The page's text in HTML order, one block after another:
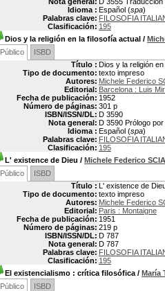
Idioma : Español (spa)
Palabras clave: FILOSOFIA
Clasificación: 195
Dios y la religión en la filosofía actual /
Público
ISBD
Título : Dios y la religión
Tipo de documento: texto impreso
Autores: Michele Federico
Editorial: Barcelona : Luis
Fecha de publicación: 1952
Número de páginas: 301 p
ISBN/ISSN/DL: D 3590
Nota general: D 3590 Prólogo
Idioma : Español (spa)
Palabras clave: FILOSOFIA
Clasificación: 195
L' existence de Dieu / Michele Federico
Público
ISBD
Título : L' existence de
Tipo de documento: texto impreso
Autores: Michele Federico
Editorial: Paris : Montaigne
Fecha de publicación: 1951
Número de páginas: 219 p
ISBN/ISSN/DL: D 787
Nota general: D 787
Palabras clave: FILOSOFIA
Clasificación: 195
El existencialismo : crítica filosófica / María
Público
ISBD